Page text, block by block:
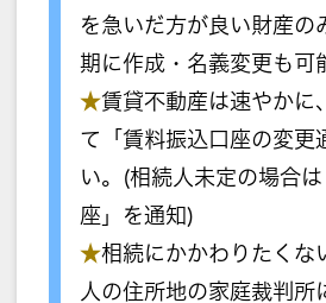
を急いだ方が良い財産の
期に作成・名義変更も可
★賃貸不動産は速やかに
て「賃料振込口座の変更
い。(相続人未定の場合
座」を通知)
★相続にかかわりたくな
人の住所地の家庭裁判所